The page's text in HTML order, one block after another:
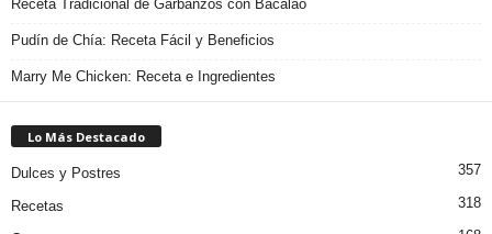
Receta Tradicional de Garbanzos con Bacalao
Pudín de Chía: Receta Fácil y Beneficios
Marry Me Chicken: Receta e Ingredientes
Lo Más Destacado
Dulces y Postres 357
Recetas 318